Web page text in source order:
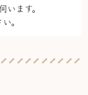
います。
。